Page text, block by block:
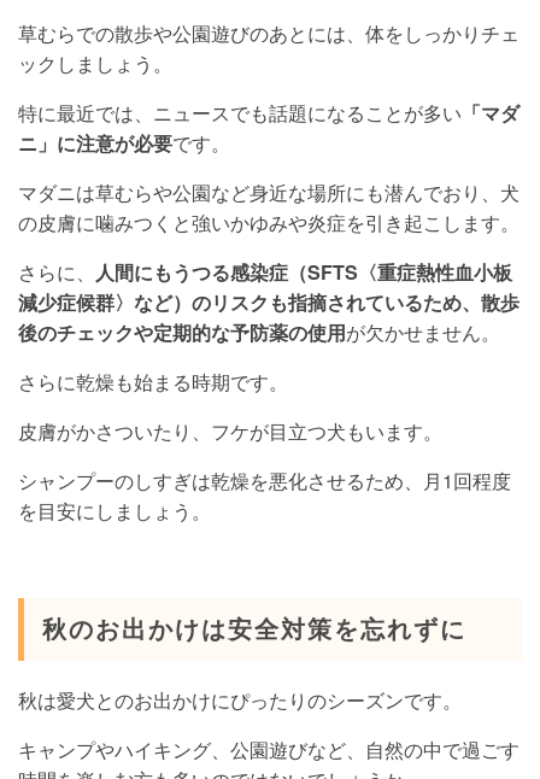
草むらでの散歩や公園遊びのあとには、体をしっかりチェ
ックしましょう。
特に最近では、ニュースでも話題になることが多い 「マダ
ニ」に注意が必要です。
マダニは草むらや公園など身近な場所にも潜んでおり、犬
の皮膚に噛みつくと強いかゆみや炎症を引き起こします。
さらに、 人間にもうつる感染症（SFTS〈重症熱性血小板
減少症候群〉など）のリスクも指摘されているため、散歩
後のチェックや定期的な予防薬の使用が欠かせません。
さらに乾燥も始まる時期です。
皮膚がかさついたり、フケが目立つ犬もいます。
シャンプーのしすぎは乾燥を悪化させるため、月1回程度
を目安にしましょう。
秋のお出かけは安全対策を忘れずに
秋は愛犬とのお出かけにぴったりのシーズンです。
キャンプやハイキング、公園遊びなど、自然の中で過ごす